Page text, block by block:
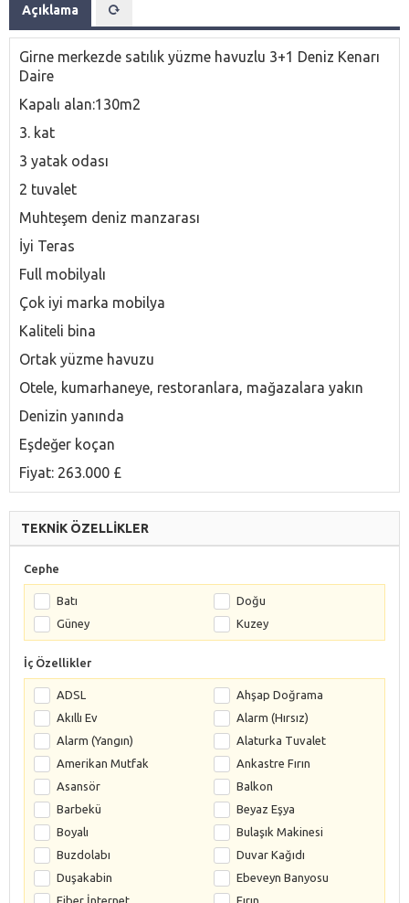
Açıklama
Girne merkezde satılık yüzme havuzlu 3+1 Deniz Kenarı
Daire
Kapalı alan:130m2
3. kat
3 yatak odası
2 tuvalet
Muhteşem deniz manzarası
İyi Teras
Full mobilyalı
Çok iyi marka mobilya
Kaliteli bina
Ortak yüzme havuzu
Otele, kumarhaneye, restoranlara, mağazalara yakın
Denizin yanında
Eşdeğer koçan
Fiyat: 263.000 £
TEKNİK ÖZELLİKLER
Cephe
Batı
Doğu
Güney
Kuzey
İç Özellikler
ADSL
Ahşap Doğrama
Akıllı Ev
Alarm (Hırsız)
Alarm (Yangın)
Alaturka Tuvalet
Amerikan Mutfak
Ankastre Fırın
Asansör
Balkon
Barbekü
Beyaz Eşya
Boyalı
Bulaşık Makinesi
Buzdolabı
Duvar Kağıdı
Duşakabin
Ebeveyn Banyosu
Fiber İnternet
Fırın